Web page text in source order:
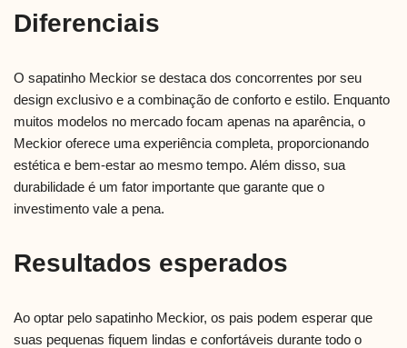
Diferenciais
O sapatinho Meckior se destaca dos concorrentes por seu
design exclusivo e a combinação de conforto e estilo. Enquanto
muitos modelos no mercado focam apenas na aparência, o
Meckior oferece uma experiência completa, proporcionando
estética e bem-estar ao mesmo tempo. Além disso, sua
durabilidade é um fator importante que garante que o
investimento vale a pena.
Resultados esperados
Ao optar pelo sapatinho Meckior, os pais podem esperar que
suas pequenas fiquem lindas e confortáveis durante todo o